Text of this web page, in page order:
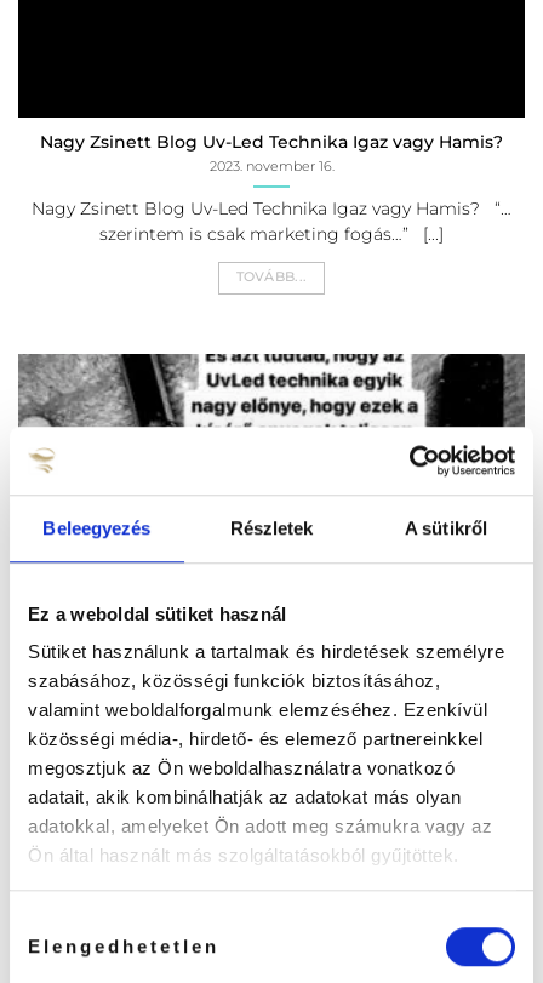
Beleegyezés Részletek A sütikről
Ez a weboldal sütiket használ
Sütiket használunk a tartalmak és hirdetések személyre
szabásához, közösségi funkciók biztosításához,
valamint weboldalforgalmunk elemzéséhez. Ezenkívül
közösségi média-, hirdető- és elemező partnereinkkel
megosztjuk az Ön weboldalhasználatra vonatkozó
adatait, akik kombinálhatják az adatokat más olyan
adatokkal, amelyeket Ön adott meg számukra vagy az
Ön által használt más szolgáltatásokból gyűjtöttek.
kiválasztása
Elengedhetetlen
Nagy Zsinett Blog Uv-Led Technika Igaz vagy Hamis?
2023. november 16.
Nagy Zsinett Blog Uv-Led Technika Igaz vagy Hamis? “…
szerintem is csak marketing fogás…” [...]
TOVÁBB...
Nagy Zsinett blog Uv-Led Technika, Ellenérvek tőletek,